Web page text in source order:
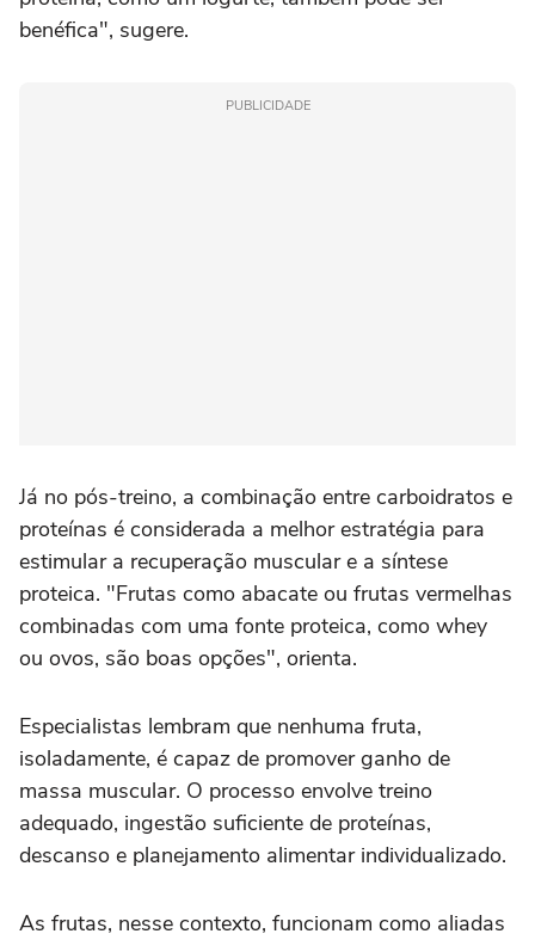
benéfica", sugere.
PUBLICIDADE
Já no pós-treino, a combinação entre carboidratos e
proteínas é considerada a melhor estratégia para
estimular a recuperação muscular e a síntese
proteica. "Frutas como abacate ou frutas vermelhas
combinadas com uma fonte proteica, como whey
ou ovos, são boas opções", orienta.
Especialistas lembram que nenhuma fruta,
isoladamente, é capaz de promover ganho de
massa muscular. O processo envolve treino
adequado, ingestão suficiente de proteínas,
descanso e planejamento alimentar individualizado.
As frutas, nesse contexto, funcionam como aliadas